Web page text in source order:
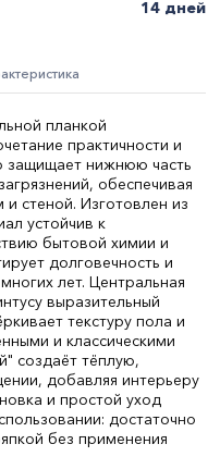
планкой
практичности и
защищает нижнюю часть
обеспечивая
стеной. Изготовлен из
устойчив к
бытовой химии и
долговечность и
лет. Центральная
выразительный
текстуру пола и
и классическими
создаёт тёплую,
добавляя интерьеру
и простой уход
достаточно
без применения
14 дней